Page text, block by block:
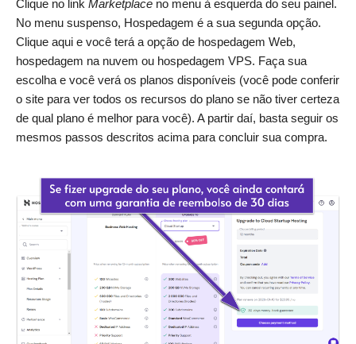
Clique no link Marketplace no menu à esquerda do seu painel.
No menu suspenso, Hospedagem é a sua segunda opção.
Clique aqui e você terá a opção de hospedagem Web,
hospedagem na nuvem ou hospedagem VPS. Faça sua
escolha e você verá os planos disponíveis (você pode conferir
o site para ver todos os recursos do plano se não tiver certeza
de qual plano é melhor para você). A partir daí, basta seguir os
mesmos passos descritos acima para concluir sua compra.